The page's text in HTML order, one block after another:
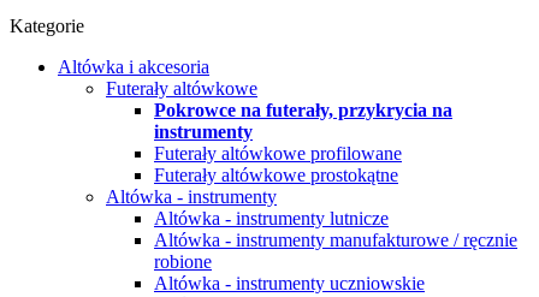
Kategorie
Altówka i akcesoria
Futerały altówkowe
Pokrowce na futerały, przykrycia na
instrumenty
Futerały altówkowe profilowane
Futerały altówkowe prostokątne
Altówka - instrumenty
Altówka - instrumenty lutnicze
Altówka - instrumenty manufakturowe / ręcznie
robione
Altówka - instrumenty uczniowskie